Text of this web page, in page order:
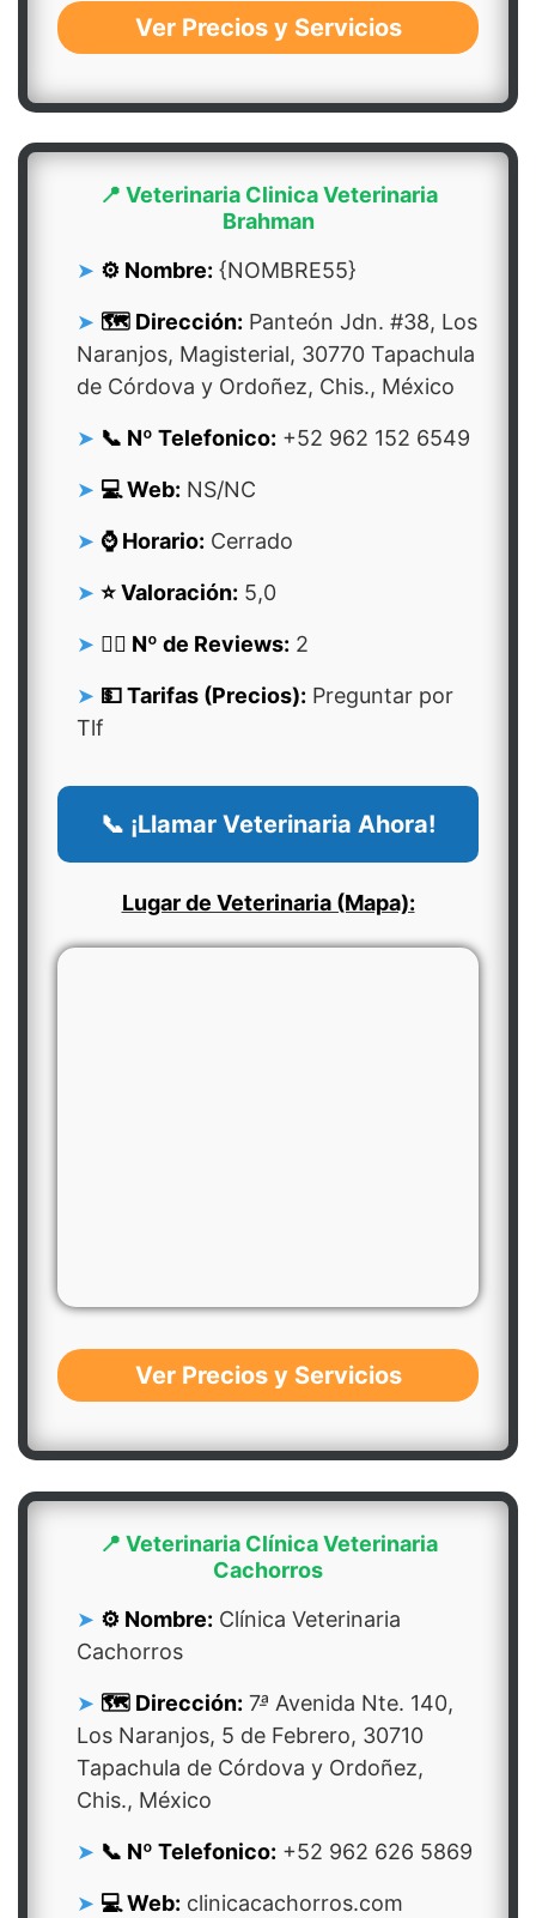
Ver Precios y Servicios
📍 Veterinaria Clinica Veterinaria
Brahman
⚙️ Nombre: {NOMBRE55}
🗺️ Dirección: Panteón Jdn. #38, Los
Naranjos, Magisterial, 30770 Tapachula
de Córdova y Ordoñez, Chis., México
📞 Nº Telefonico: +52 962 152 6549
💻 Web: NS/NC
⌚ Horario: Cerrado
⭐ Valoración: 5,0
👍🏻 Nº de Reviews: 2
💵 Tarifas (Precios): Preguntar por
Tlf
📞 ¡Llamar Veterinaria Ahora!
Lugar de Veterinaria (Mapa):
Ver Precios y Servicios
📍 Veterinaria Clínica Veterinaria
Cachorros
⚙️ Nombre: Clínica Veterinaria
Cachorros
🗺️ Dirección: 7ᵃ̵ Avenida Nte. 140,
Los Naranjos, 5 de Febrero, 30710
Tapachula de Córdova y Ordoñez,
Chis., México
📞 Nº Telefonico: +52 962 626 5869
💻 Web: clinicacachorros.com